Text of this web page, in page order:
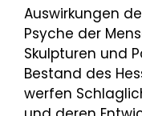
Auswirkungen
Psyche der
Skulpturen und
Bestand des
werfen